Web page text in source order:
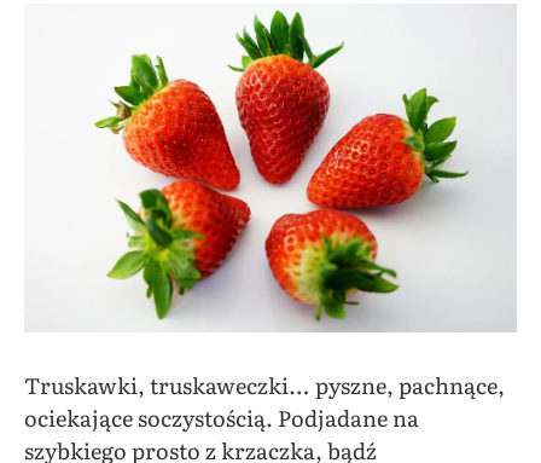
Truskawki, truskaweczki… pyszne, pachnące,
ociekające soczystością. Podjadane na
szybkiego prosto z krzaczka, bądź